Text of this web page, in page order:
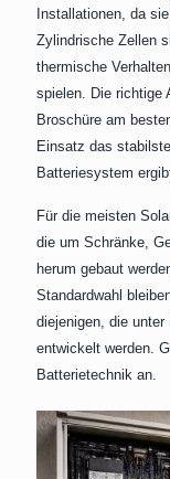
Installationen, da
Zylindrische Zellen
thermische
spielen. Die richtige
Broschüre am
Einsatz das
Batteriesystem
Für die meisten
die um Schränke,
herum gebaut
Standardwahl
diejenigen, die
entwickelt werden.
Batterietechnik an.